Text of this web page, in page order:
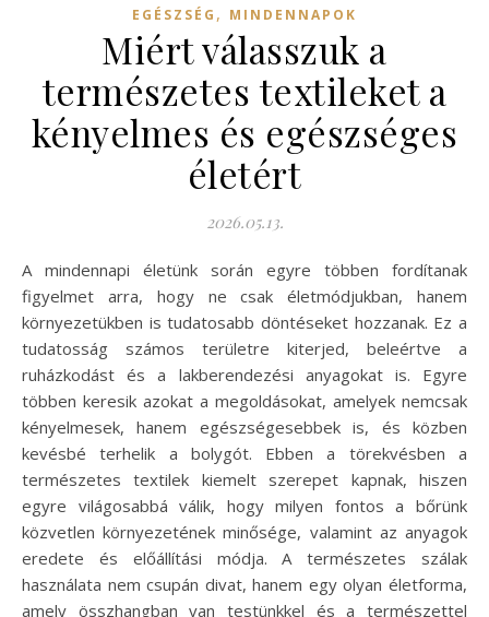
EGÉSZSÉG , MINDENNAPOK
Miért válasszuk a
természetes textileket a
kényelmes és egészséges
életért
2026.05.13.
A mindennapi életünk során egyre többen fordítanak
figyelmet arra, hogy ne csak életmódjukban, hanem
környezetükben is tudatosabb döntéseket hozzanak. Ez a
tudatosság számos területre kiterjed, beleértve a
ruházkodást és a lakberendezési anyagokat is. Egyre
többen keresik azokat a megoldásokat, amelyek nemcsak
kényelmesek, hanem egészségesebbek is, és közben
kevésbé terhelik a bolygót. Ebben a törekvésben a
természetes textilek kiemelt szerepet kapnak, hiszen
egyre világosabbá válik, hogy milyen fontos a bőrünk
közvetlen környezetének minősége, valamint az anyagok
eredete és előállítási módja. A természetes szálak
használata nem csupán divat, hanem egy olyan életforma,
amely összhangban van testünkkel és a természettel